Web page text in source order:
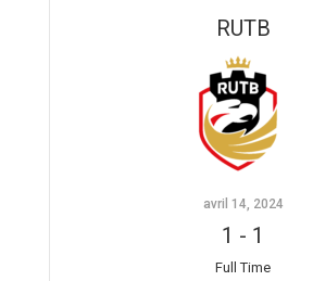
RUTB
avril 14, 2024
1 - 1
Full Time